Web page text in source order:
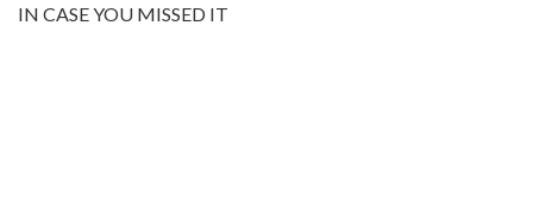
IN CASE YOU MISSED IT